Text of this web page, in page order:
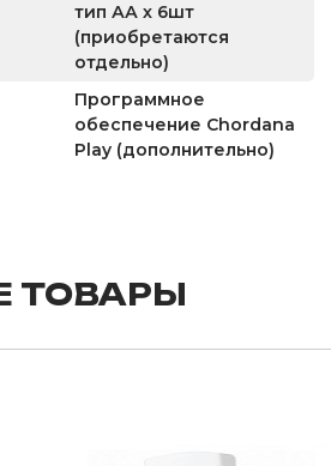
тип АА х 6шт
(приобретаются
отдельно)
Программное
обеспечение Chordana
Play (дополнительно)
ТОВАРЫ